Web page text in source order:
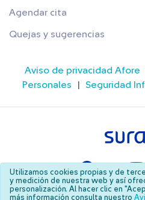
Utilizamos cookies propias y de
y medición de nuestra web y así
personalización. Al hacer clic en
más información consulta nuestro
Agendar cita
Quejas y sugerencias
Aviso de privacidad Afore
Personales | Seguridad
© Copyright